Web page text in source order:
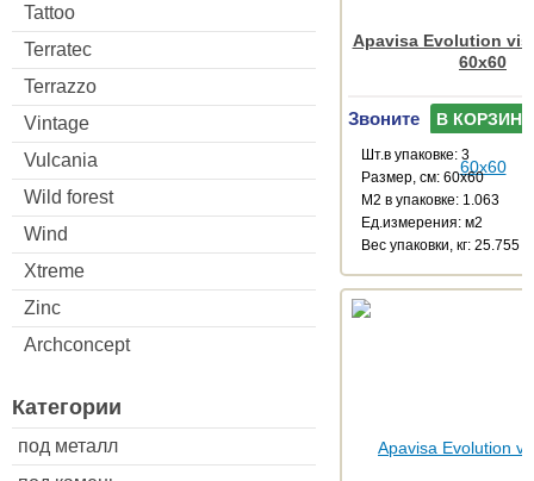
Tattoo
Terratec
Terrazzo
Vintage
Vulcania
Wild forest
Wind
Xtreme
Zinc
Archconcept
Категории
под металл
Apavisa Evolution
60x60
Звоните В КОРЗИНУ
Шт.в упаковке: 3
Размер, см: 60x60
М2 в упаковке: 1.063
Ед.измерения: м2
Веc упаковки, кг: 25.755